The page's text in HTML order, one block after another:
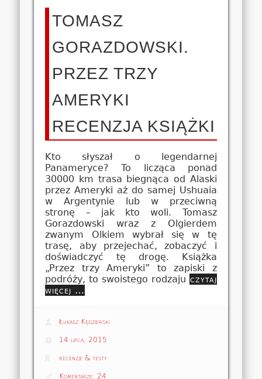
TOMASZ
GORAZDOWSKI.
PRZEZ TRZY
AMERYKI
RECENZJA KSIĄŻKI
Kto słyszał o legendarnej
Panameryce? To licząca ponad
30000 km trasa biegnąca od Alaski
przez Ameryki aż do samej Ushuaia
w Argentynie lub w przeciwną
stronę – jak kto woli. Tomasz
Gorazdowski wraz z Olgierdem
zwanym Olkiem wybrał się w tę
trasę, aby przejechać, zobaczyć i
doświadczyć tę drogę. Książka
„Przez trzy Ameryki” to zapiski z
podróży, to swoistego rodzaju czytaj
więcej …
Łukasz Kędzierski
14 lipca, 2015
recenzje & testy
Komentarze:24